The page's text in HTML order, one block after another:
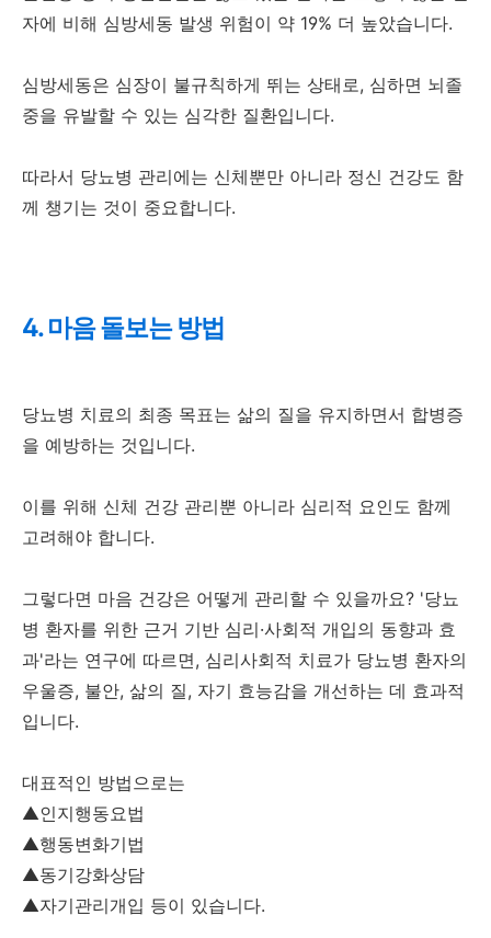
자에 비해 심방세동 발생 위험이 약 19% 더 높았습니다.
심방세동은 심장이 불규칙하게 뛰는 상태로, 심하면 뇌졸
중을 유발할 수 있는 심각한 질환입니다.
따라서 당뇨병 관리에는 신체뿐만 아니라 정신 건강도 함
께 챙기는 것이 중요합니다.
4. 마음 돌보는 방법
당뇨병 치료의 최종 목표는 삶의 질을 유지하면서 합병증
을 예방하는 것입니다.
이를 위해 신체 건강 관리뿐 아니라 심리적 요인도 함께
고려해야 합니다.
그렇다면 마음 건강은 어떻게 관리할 수 있을까요? '당뇨
병 환자를 위한 근거 기반 심리·사회적 개입의 동향과 효
과'라는 연구에 따르면, 심리사회적 치료가 당뇨병 환자의
우울증, 불안, 삶의 질, 자기 효능감을 개선하는 데 효과적
입니다.
대표적인 방법으로는
▲인지행동요법
▲행동변화기법
▲동기강화상담
▲자기관리개입 등이 있습니다.